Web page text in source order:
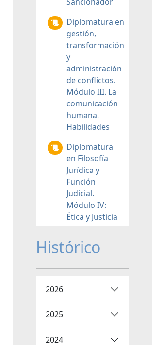
Diplomatura en
gestión,
transformación
y
administración
de conflictos.
Módulo III. La
comunicación
humana.
Habilidades
Diplomatura
en Filosofía
Jurídica y
Función
Judicial.
Módulo IV:
Ética y Justicia
Histórico
2026
2025
2024